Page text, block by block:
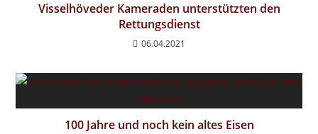
Visselhöveder Kameraden unterstützten den
Rettungsdienst
06.04.2021
100 Jahre und noch kein altes Eisen